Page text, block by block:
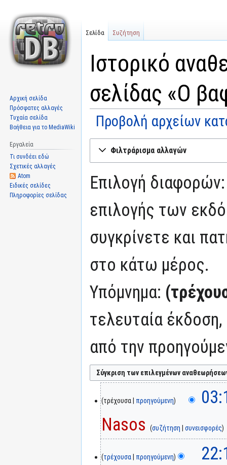
Ιστορικό
σελίδας «Ο
Προβολή αρχείων
στην
στην
Φιλτράρισμα αλλαγών
Επιλογή
επιλογής των
συγκρίνετε και
στο κάτω μέρος.
Υπόμνημα:
τελευταία έκδοση,
από την
τρέχουσα προηγούμενη
Nasos
συζήτηση συνεισφορές
τρέχουσα προηγούμενη
Σελίδα Συζήτηση
Αρχική σελίδα
Πρόσφατες αλλαγές
Τυχαία σελίδα
Βοήθεια για το MediaWiki
Εργαλεία
Τι συνδέει εδώ
Σχετικές αλλαγές
Atom
Ειδικές σελίδες
Πληροφορίες σελίδας